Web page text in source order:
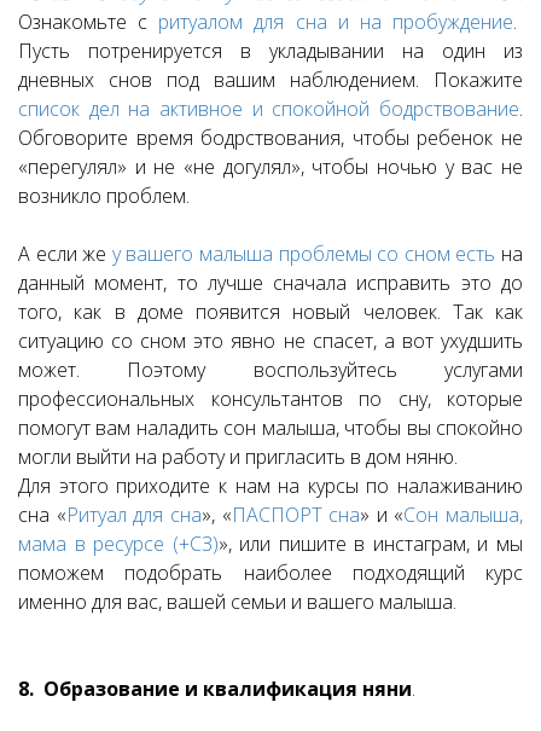
Ознакомьте с ритуалом для сна и на пробуждение.
Пусть потренируется в укладывании на один из
дневных снов под вашим наблюдением. Покажите
список дел на активное и спокойной бодрствование.
Обговорите время бодрствования, чтобы ребенок не
«перегулял» и не «не догулял», чтобы ночью у вас не
возникло проблем.
А если же у вашего малыша проблемы со сном есть на
данный момент, то лучше сначала исправить это до
того, как в доме появится новый человек. Так как
ситуацию со сном это явно не спасет, а вот ухудшить
может. Поэтому воспользуйтесь услугами
профессиональных консультантов по сну, которые
помогут вам наладить сон малыша, чтобы вы спокойно
могли выйти на работу и пригласить в дом няню.
Для этого приходите к нам на курсы по налаживанию
сна «Ритуал для сна», «ПАСПОРТ сна» и «Сон малыша,
мама в ресурсе (+СЗ)», или пишите в инстаграм, и мы
поможем подобрать наиболее подходящий курс
именно для вас, вашей семьи и вашего малыша.
8. Образование и квалификация няни.